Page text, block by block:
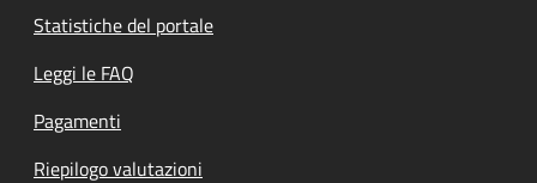
Statistiche del portale
Leggi le FAQ
Pagamenti
Riepilogo valutazioni